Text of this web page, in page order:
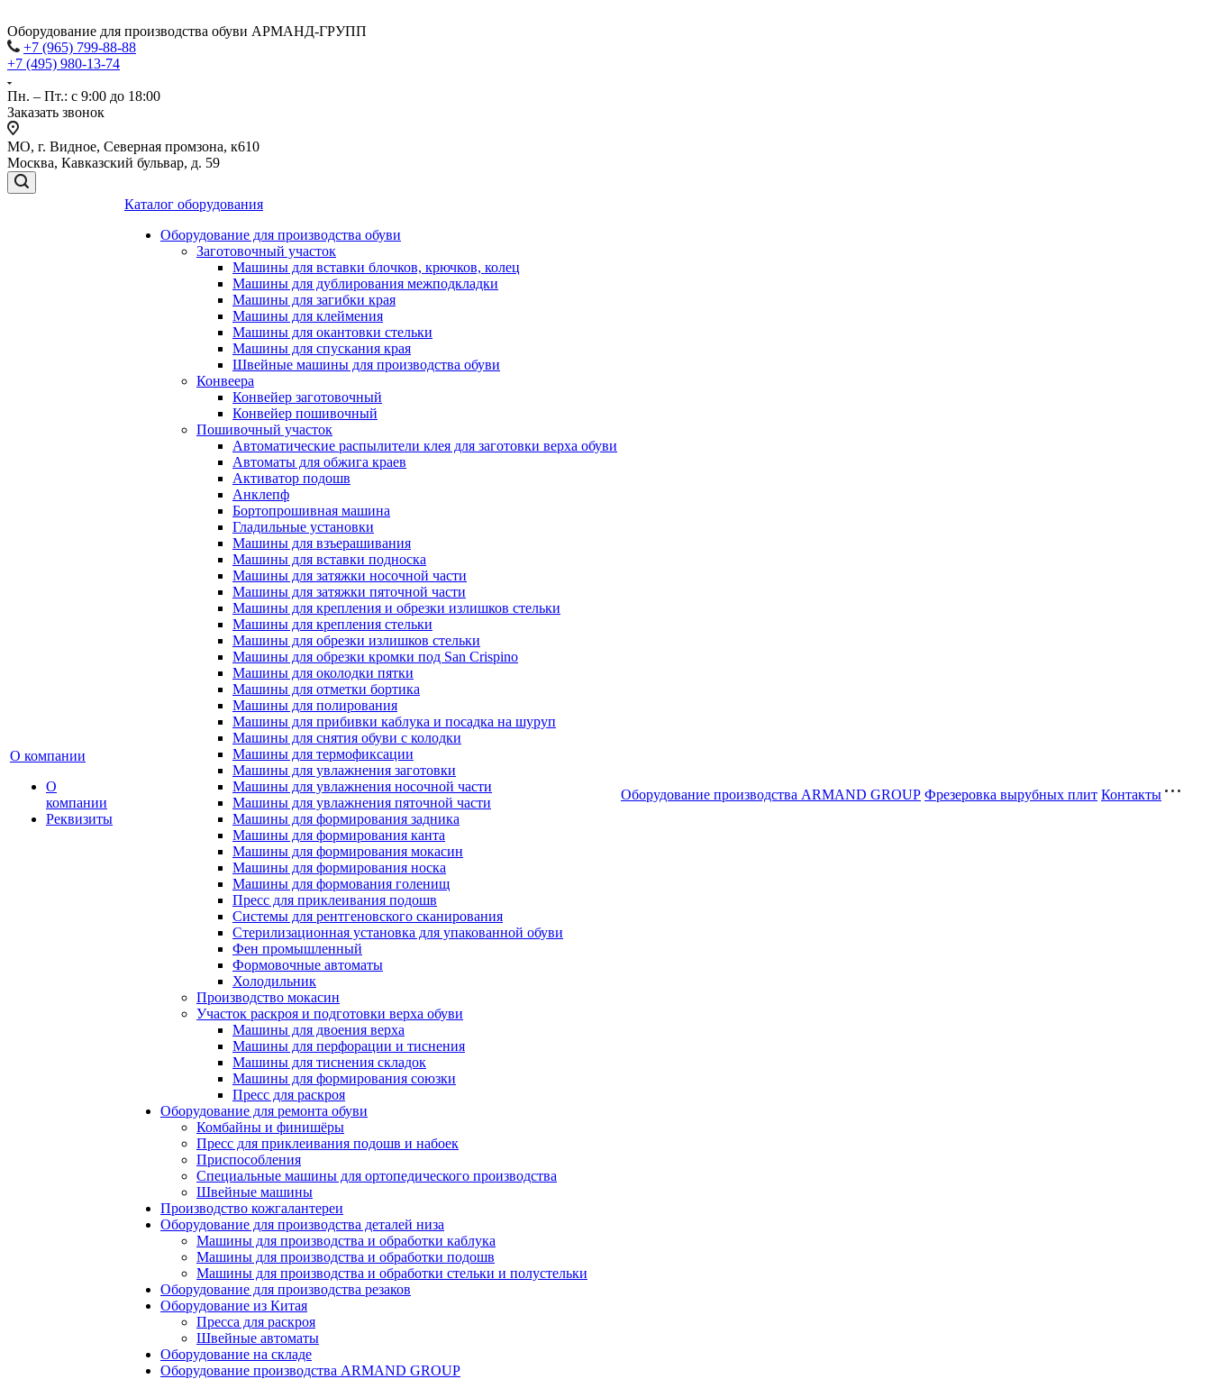
Оборудование для производства обуви АРМАНД-ГРУПП
+7 (965) 799-88-88
+7 (495) 980-13-74
Пн. – Пт.: с 9:00 до 18:00
Заказать звонок
МО, г. Видное, Северная промзона, к610
Москва, Кавказский бульвар, д. 59
О компании
О
компании
Реквизиты
Каталог оборудования
Оборудование для производства обуви
Заготовочный участок
Машины для вставки блочков, крючков, колец
Машины для дублирования межподкладки
Машины для загибки края
Машины для клеймения
Машины для окантовки стельки
Машины для спускания края
Швейные машины для производства обуви
Конвеера
Конвейер заготовочный
Конвейер пошивочный
Пошивочный участок
Автоматические распылители клея для заготовки верха обуви
Автоматы для обжига краев
Активатор подошв
Анклепф
Бортопрошивная машина
Гладильные установки
Машины для взъерашивания
Машины для вставки подноска
Машины для затяжки носочной части
Машины для затяжки пяточной части
Машины для крепления и обрезки излишков стельки
Машины для крепления стельки
Машины для обрезки излишков стельки
Машины для обрезки кромки под San Crispino
Машины для околодки пятки
Машины для отметки бортика
Машины для полирования
Машины для прибивки каблука и посадка на шуруп
Машины для снятия обуви с колодки
Машины для термофиксации
Машины для увлажнения заготовки
Машины для увлажнения носочной части
Машины для увлажнения пяточной части
Машины для формирования задника
Машины для формирования канта
Машины для формирования мокасин
Машины для формирования носка
Машины для формования голенищ
Пресс для приклеивания подошв
Системы для рентгеновского сканирования
Стерилизационная установка для упакованной обуви
Фен промышленный
Формовочные автоматы
Холодильник
Производство мокасин
Участок раскроя и подготовки верха обуви
Машины для двоения верха
Машины для перфорации и тиснения
Машины для тиснения складок
Машины для формирования союзки
Пресс для раскроя
Оборудование для ремонта обуви
Комбайны и финишёры
Пресс для приклеивания подошв и набоек
Приспособления
Специальные машины для ортопедического производства
Швейные машины
Производство кожгалантереи
Оборудование для производства деталей низа
Машины для производства и обработки каблука
Машины для производства и обработки подошв
Машины для производства и обработки стельки и полустельки
Оборудование для производства резаков
Оборудование из Китая
Пресса для раскроя
Швейные автоматы
Оборудование на складе
Оборудование производства ARMAND GROUP
Оборудование производства ARMAND GROUP Фрезеровка вырубных плит Контакты